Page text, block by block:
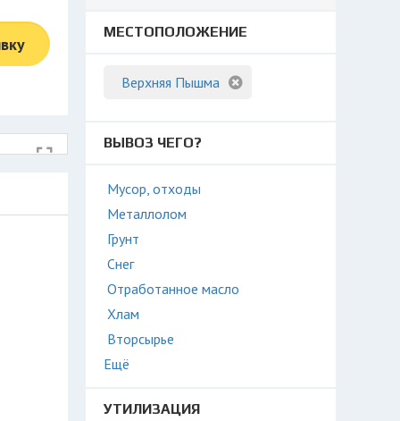
МЕСТОПОЛОЖЕНИЕ
Верхняя Пышма
ВЫВОЗ ЧЕГО?
Мусор, отходы
Металлолом
Грунт
Снег
Отработанное масло
Хлам
Вторсырье
Ещё
УТИЛИЗАЦИЯ